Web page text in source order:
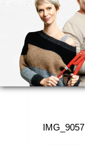
IMG_9057